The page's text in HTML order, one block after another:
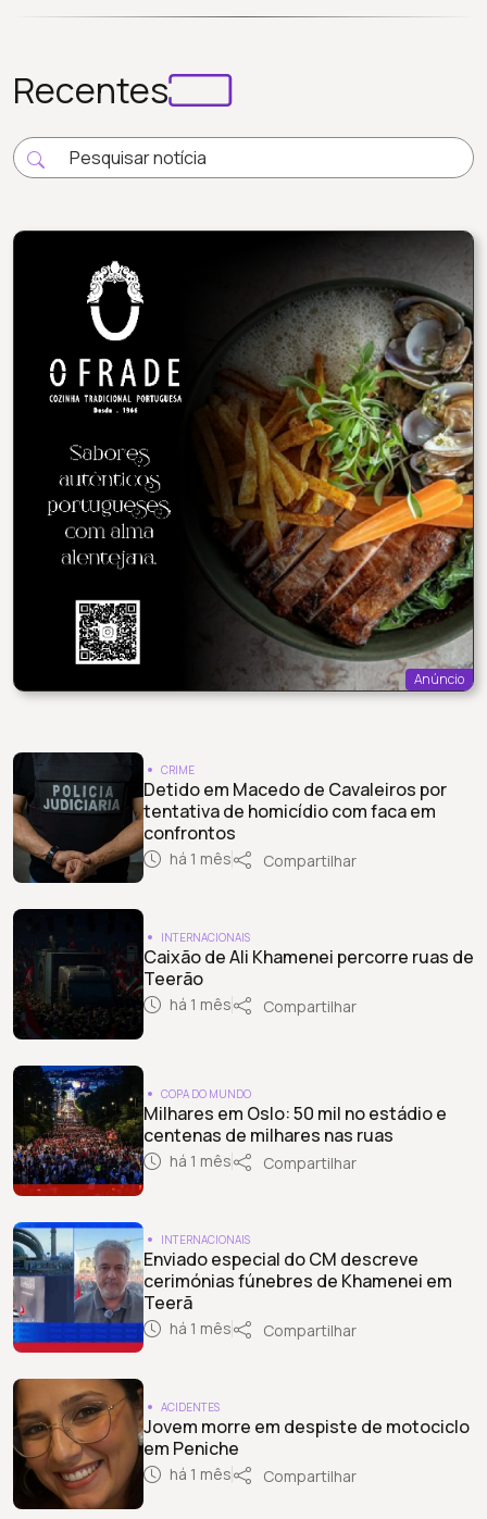
Recentes
Anúncio
CRIME
Detido em Macedo de Cavaleiros por
tentativa de homicídio com faca em
confrontos
há 1 mês Compartilhar
INTERNACIONAIS
Caixão de Ali Khamenei percorre ruas de
Teerão
há 1 mês Compartilhar
COPA DO MUNDO
Milhares em Oslo: 50 mil no estádio e
centenas de milhares nas ruas
há 1 mês Compartilhar
INTERNACIONAIS
Enviado especial do CM descreve
cerimónias fúnebres de Khamenei em
Teerã
há 1 mês Compartilhar
ACIDENTES
Jovem morre em despiste de motociclo
em Peniche
há 1 mês Compartilhar